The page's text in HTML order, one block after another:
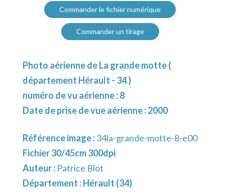
Commander le fichier numérique
Commander un tirage
Photo aérienne de La grande motte (
département Hérault - 34 )
numéro de vu aérienne : 8
Date de prise de vue aérienne : 2000
Référence image :34la-grande-motte-8-e00
Fichier 30/45cm 300dpi
Auteur : Patrice Blot
Département :Hérault (34)